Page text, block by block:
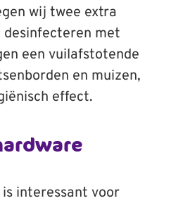
wij twee extra
met
een vuilafstotende
en muizen,
effect.
interessant voor